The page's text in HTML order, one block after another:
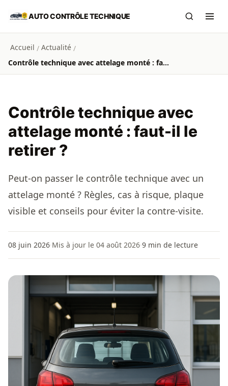
Aller au contenu principal
AUTO CONTRÔLE TECHNIQUE
Accueil / Actualité /
Contrôle technique avec attelage monté : faut-il le retirer ?
Contrôle technique avec
attelage monté : faut-il le
retirer ?
Peut-on passer le contrôle technique avec un
attelage monté ? Règles, cas à risque, plaque
visible et conseils pour éviter la contre-visite.
08 juin 2026·Mis à jour le 04 août 2026·9 min de lecture